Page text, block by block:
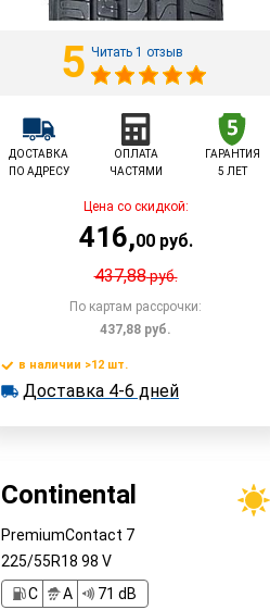
5 Читать 1 отзыв
ДОСТАВКА
ПО АДРЕСУ
ОПЛАТА
ЧАСТЯМИ
ГАРАНТИЯ
5 ЛЕТ
Цена со скидкой:
416,00руб.
437,88руб.
По картам рассрочки:
437,88 руб.
В корзину
в наличии >12 шт.
в наличии >12 шт.
Доставка 4-6 дней
Continental
PremiumContact 7
225/55R18 98 V
C
A 71 dB